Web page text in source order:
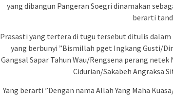
yang dibangun Pangeran Soegri dinamakan
berarti
Prasasti yang tertera di tugu tersebut ditulis dalam
yang berbunyi ”Bismillah pget Ingkang Gusti/
Gangsal Sapar Tahun Wau/Rengsena perang
Cidurian/Sakabeh Angraksa
Yang berarti ”Dengan nama Allah Yang Maha